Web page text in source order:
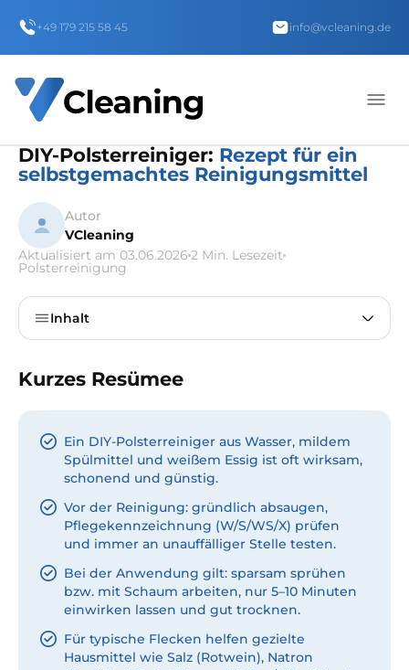
+49 179 215 58 45 info@vcleaning.de
DIY-Polsterreiniger: Rezept für ein
selbstgemachtes Reinigungsmittel
Autor
VCleaning
Aktualisiert am 03.06.2026 2 Min. Lesezeit
Polsterreinigung
Inhalt
Kurzes Resümee
Ein DIY-Polsterreiniger aus Wasser, mildem
Spülmittel und weißem Essig ist oft wirksam,
schonend und günstig.
Vor der Reinigung: gründlich absaugen,
Pflegekennzeichnung (W/S/WS/X) prüfen
und immer an unauffälliger Stelle testen.
Bei der Anwendung gilt: sparsam sprühen
bzw. mit Schaum arbeiten, nur 5–10 Minuten
einwirken lassen und gut trocknen.
Für typische Flecken helfen gezielte
Hausmittel wie Salz (Rotwein), Natron